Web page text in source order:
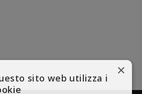
×
sito web utilizza i